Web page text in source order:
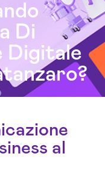
Di
Digitale
al